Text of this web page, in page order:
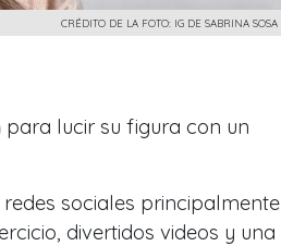
CRÉDITO DE LA FOTO: IG DE SABRINA SOSA
para lucir su figura con un
sociales principalmente
divertidos videos y una